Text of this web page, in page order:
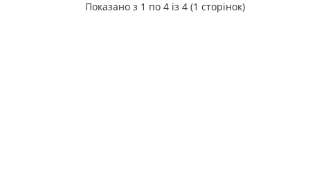
Показано з 1 по 4 із 4 (1 сторінок)